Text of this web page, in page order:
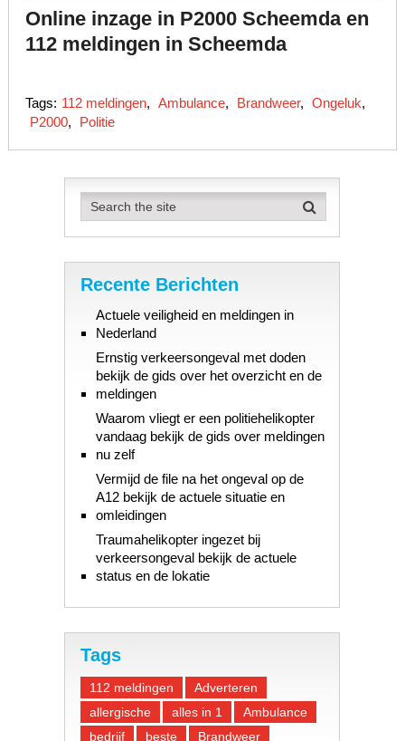
Online inzage in P2000 Scheemda en
112 meldingen in Scheemda
Tags: 112 meldingen, Ambulance, Brandweer, Ongeluk,
P2000, Politie
Recente Berichten
Actuele veiligheid en meldingen in
Nederland
Ernstig verkeersongeval met doden
bekijk de gids over het overzicht en de
meldingen
Waarom vliegt er een politiehelikopter
vandaag bekijk de gids over meldingen
nu zelf
Vermijd de file na het ongeval op de
A12 bekijk de actuele situatie en
omleidingen
Traumahelikopter ingezet bij
verkeersongeval bekijk de actuele
status en de lokatie
Tags
112 meldingen
Adverteren
allergische
alles in 1
Ambulance
bedrijf
beste Brandweer